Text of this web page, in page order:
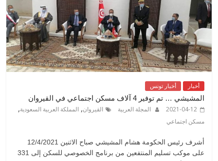
أخبار أخبار تونس
المشيشي … تم توفير 4 آلاف مسكن اجتماعي في القيروان
2021-04-12
المجلة العربية القيروان,المملكة العربية السعودية,
مسكن اجتماعي
أشرف رئيس الحكومة هشام المشيشي صباح الاثنين 12/4/2021
على موكب تسليم المنتفعين من برنامج الخصوصي للسكن إلى 331